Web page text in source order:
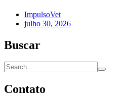
ImpulsoVet
julho 30, 2026
Buscar
Contato